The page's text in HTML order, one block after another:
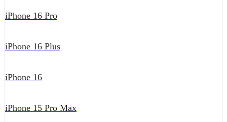
iPhone 16 Pro
iPhone 16 Plus
iPhone 16
iPhone 15 Pro Max